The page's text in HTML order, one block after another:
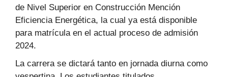
de Nivel Superior en Construcción Mención
Eficiencia Energética, la cual ya está disponible
para matrícula en el actual proceso de admisión
2024.
La carrera se dictará tanto en jornada diurna como